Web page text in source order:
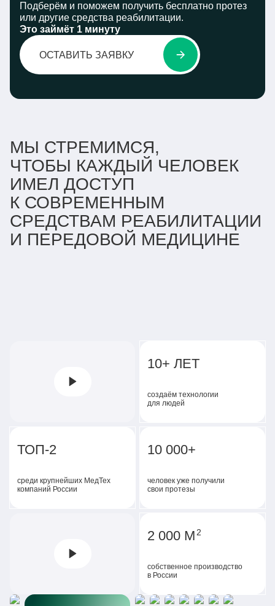
Подберём и поможем получить бесплатно протез
или другие средства реабилитации.
Это займёт 1 минуту
ОСТАВИТЬ ЗАЯВКУ
МЫ СТРЕМИМСЯ,
ЧТОБЫ КАЖДЫЙ ЧЕЛОВЕК
ИМЕЛ ДОСТУП
К СОВРЕМЕННЫМ
СРЕДСТВАМ РЕАБИЛИТАЦИИ
И ПЕРЕДОВОЙ МЕДИЦИНЕ
10+ ЛЕТ
создаём технологии
для людей
ТОП-2
среди крупнейших МедТех
компаний России
10 000+
человек уже получили
свои протезы
2 000 М 2
собственное производство
в России